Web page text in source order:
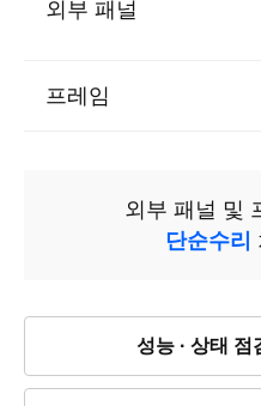
외부 패널
프레임
외부 패널 및
단순수리
성능 · 상태 점